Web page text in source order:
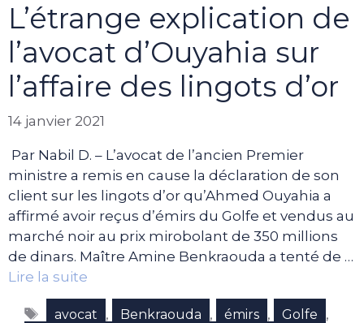
L’étrange explication de
l’avocat d’Ouyahia sur
l’affaire des lingots d’or
14 janvier 2021
Par Nabil D. – L’avocat de l’ancien Premier
ministre a remis en cause la déclaration de son
client sur les lingots d’or qu’Ahmed Ouyahia a
affirmé avoir reçus d’émirs du Golfe et vendus au
marché noir au prix mirobolant de 350 millions
de dinars. Maître Amine Benkraouda a tenté de …
Lire la suite
Étiquettes
avocat , Benkraouda , émirs , Golfe ,